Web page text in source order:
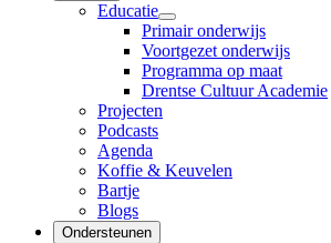
Educatie
Primair onderwijs
Voortgezet onderwijs
Programma op maat
Drentse Cultuur Academie
Projecten
Podcasts
Agenda
Koffie & Keuvelen
Bartje
Blogs
Ondersteunen